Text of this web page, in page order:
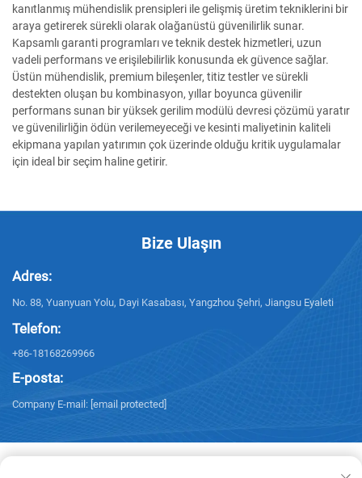
kanıtlanmış mühendislik prensipleri ile gelişmiş üretim tekniklerini bir
araya getirerek sürekli olarak olağanüstü güvenilirlik sunar.
Kapsamlı garanti programları ve teknik destek hizmetleri, uzun
vadeli performans ve erişilebilirlik konusunda ek güvence sağlar.
Üstün mühendislik, premium bileşenler, titiz testler ve sürekli
destekten oluşan bu kombinasyon, yıllar boyunca güvenilir
performans sunan bir yüksek gerilim modülü devresi çözümü yaratır
ve güvenilirliğin ödün verilemeyeceği ve kesinti maliyetinin kaliteli
ekipmana yapılan yatırımın çok üzerinde olduğu kritik uygulamalar
için ideal bir seçim haline getirir.
Bize Ulaşın
Adres:
No. 88, Yuanyuan Yolu, Dayi Kasabası, Yangzhou Şehri, Jiangsu Eyaleti
Telefon:
+86-18168269966
E-posta:
Company E-mail: [email protected]